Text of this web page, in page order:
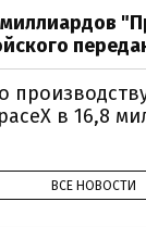
в 16,8
ВСЕ НОВОСТИ